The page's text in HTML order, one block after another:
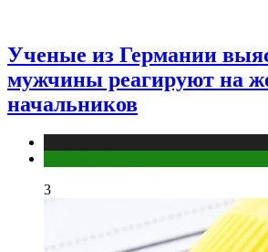
Ученые из Германии
мужчины реагируют на
начальников
3